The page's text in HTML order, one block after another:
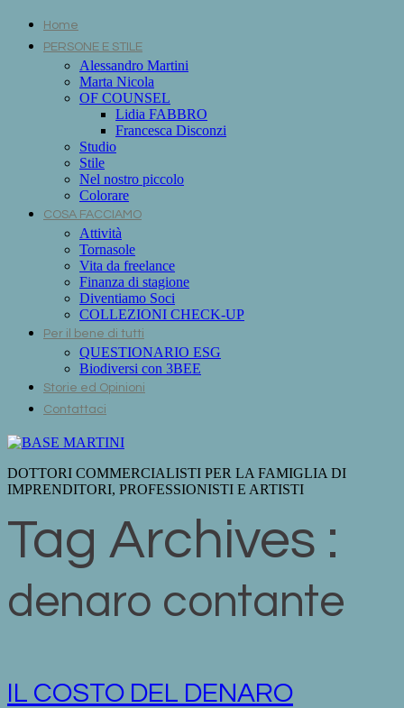
Home
PERSONE E STILE
Alessandro Martini
Marta Nicola
OF COUNSEL
Lidia FABBRO
Francesca Disconzi
Studio
Stile
Nel nostro piccolo
Colorare
COSA FACCIAMO
Attività
Tornasole
Vita da freelance
Finanza di stagione
Diventiamo Soci
COLLEZIONI CHECK-UP
Per il bene di tutti
QUESTIONARIO ESG
Biodiversi con 3BEE
Storie ed Opinioni
Contattaci
DOTTORI COMMERCIALISTI PER LA FAMIGLIA DI
IMPRENDITORI, PROFESSIONISTI E ARTISTI
Tag Archives :
denaro contante
IL COSTO DEL DENARO